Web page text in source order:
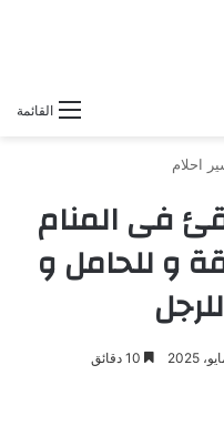
القائمة
احلام
فى المنام
و للحامل و